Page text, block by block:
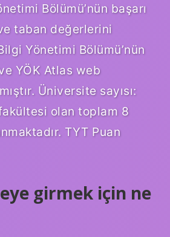
Bölümü’nün başarı
taban değerlerini
Yönetimi Bölümü’nün
YÖK Atlas web
Üniversite sayısı:
olan toplam 8
TYT Puan
girmek için ne